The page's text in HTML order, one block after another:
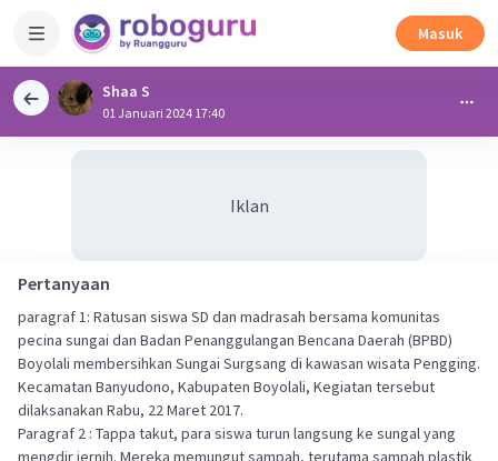
Masuk
Shaa S
01 Januari 2024 17:40
Iklan
Pertanyaan
paragraf 1: Ratusan siswa SD dan madrasah bersama komunitas
pecina sungai dan Badan Penanggulangan Bencana Daerah (BPBD)
Boyolali membersihkan Sungai Surgsang di kawasan wisata Pengging.
Kecamatan Banyudono, Kabupaten Boyolali, Kegiatan tersebut
dilaksanakan Rabu, 22 Maret 2017.
Paragraf 2 : Tappa takut, para siswa turun langsung ke sungal yang
mengdir jernih. Mereka memungut sampah, terutama sampah plastik